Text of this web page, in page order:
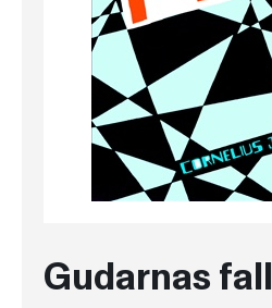
Gudarnas fall